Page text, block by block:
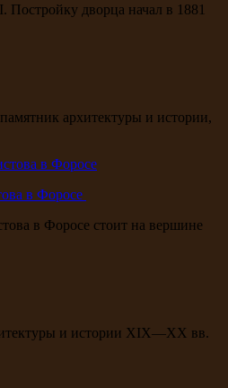
Постройку дворца начал в 1881
архитектуры и истории,
в Форосе
в Форосе стоит на вершине
и истории XIX—XX вв.